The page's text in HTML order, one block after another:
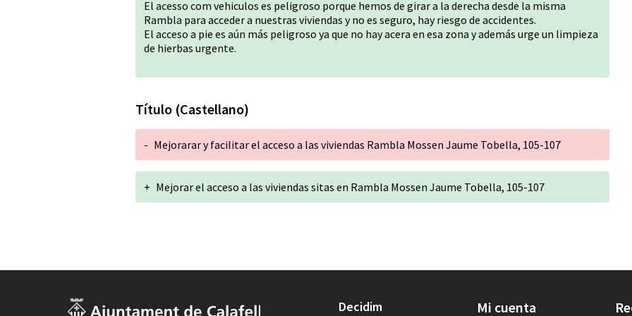
El acesso com vehiculos es peligroso porque hemos de girar a la derecha desde la misma
Rambla para acceder a nuestras viviendas y no es seguro, hay riesgo de accidentes.
El acceso a pie es aún más peligroso ya que no hay acera en esa zona y además urge un limpieza
de hierbas urgente.
Título (Castellano)
- Mejorarar y facilitar el acceso a las viviendas Rambla Mossen Jaume Tobella, 105-107
+ Mejorar el acceso a las viviendas sitas en Rambla Mossen Jaume Tobella, 105-107
Decidim Mi cuenta